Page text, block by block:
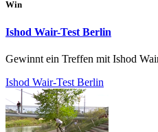
Win
Ishod Wair-Test Berlin
Gewinnt ein Treffen mit Ishod
Ishod Wair-Test Berlin